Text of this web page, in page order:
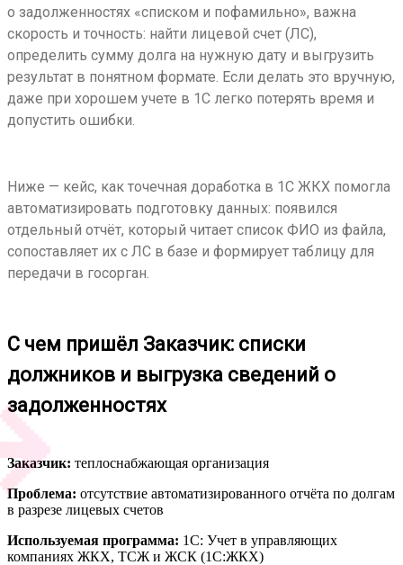
о задолженностях «списком и пофамильно», важна
скорость и точность: найти лицевой счет (ЛС),
определить сумму долга на нужную дату и выгрузить
результат в понятном формате. Если делать это вручную,
даже при хорошем учете в 1С легко потерять время и
допустить ошибки.
Ниже — кейс, как точечная доработка в 1С ЖКХ помогла
автоматизировать подготовку данных: появился
отдельный отчёт, который читает список ФИО из файла,
сопоставляет их с ЛС в базе и формирует таблицу для
передачи в госорган.
С чем пришёл Заказчик: списки
должников и выгрузка сведений о
задолженностях
Заказчик: теплоснабжающая организация
Проблема: отсутствие автоматизированного отчёта по долгам
в разрезе лицевых счетов
Используемая программа: 1С: Учет в управляющих
компаниях ЖКХ, ТСЖ и ЖСК (1С:ЖКХ)